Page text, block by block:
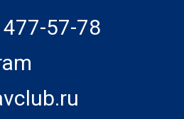
57-78